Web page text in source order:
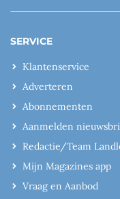
SERVICE
Klantenservice
Adverteren
Abonnementen
Aanmelden
Redactie/Team
Mijn Magazines app
Vraag en Aanbod